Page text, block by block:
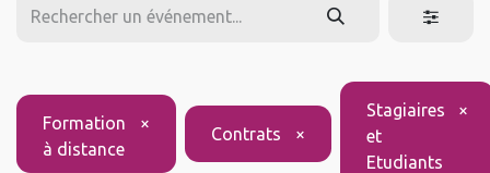
Formation
à distance
×
Contrats ×
Stagiaires
et
Etudiants
×